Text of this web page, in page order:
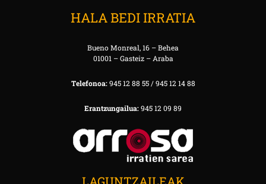
HALA BEDI IRRATIA
Bueno Monreal, 16 – Behea
01001 – Gasteiz – Araba
Telefonoa:945 12 88 55 / 945 12 14 88
Erantzungailua:945 12 09 89